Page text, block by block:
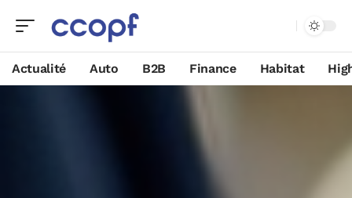
Actualité Auto B2B Finance Habitat